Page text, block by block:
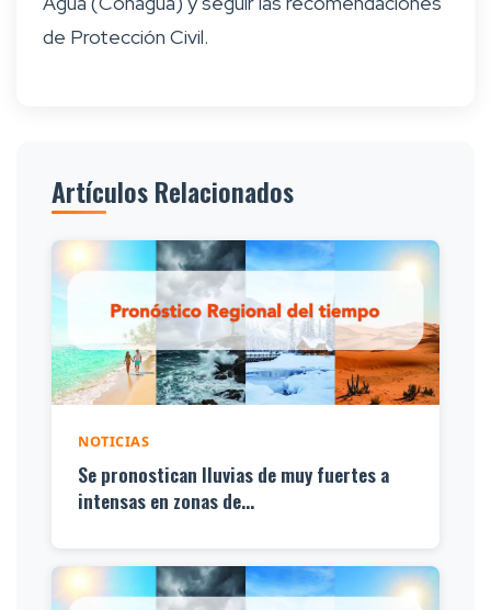
de Protección Civil.
Artículos Relacionados
NOTICIAS
Se pronostican lluvias de muy fuertes a
intensas en zonas de...